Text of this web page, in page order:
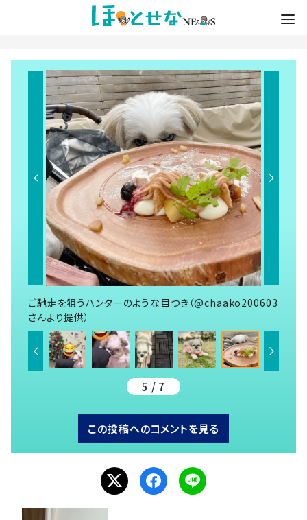
ご馳走を狙うハンターのような目つき（@chaako200603
さんより提供）
5 / 7
この投稿へのコメントを見る